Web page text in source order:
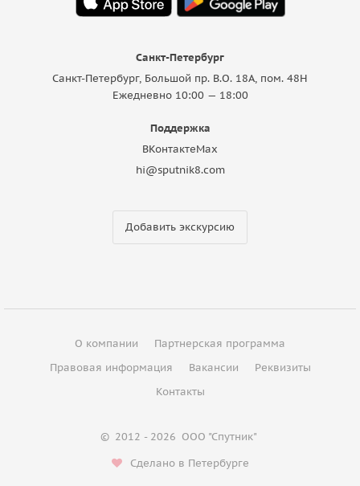
Санкт-Петербург
Санкт-Петербург, Большой пр. В.О. 18A, пом. 48Н
Ежедневно 10:00 — 18:00
Поддержка
ВКонтактеMax
hi@sputnik8.com
Добавить экскурсию
О компании
Партнерская программа
Правовая информация
Вакансии
Реквизиты
Контакты
© 2012 - 2026 ООО "Спутник"
Сделано в Петербурге